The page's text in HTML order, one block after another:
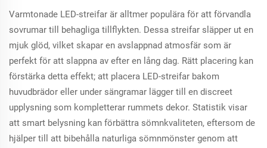
Varmtonade LED-streifar är alltmer populära för att förvandla
sovrumar till behagliga tillflykten. Dessa streifar släpper ut en
mjuk glöd, vilket skapar en avslappnad atmosfär som är
perfekt för att slappna av efter en lång dag. Rätt placering kan
förstärka detta effekt; att placera LED-streifar bakom
huvudbrädor eller under sängramar lägger till en discreet
upplysning som kompletterar rummets dekor. Statistik visar
att smart belysning kan förbättra sömnkvaliteten, eftersom de
hjälper till att bibehålla naturliga sömnmönster genom att